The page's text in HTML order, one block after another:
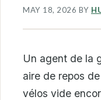
MAY 18, 2026 BY
Un agent de la
aire de repos
vélos vide